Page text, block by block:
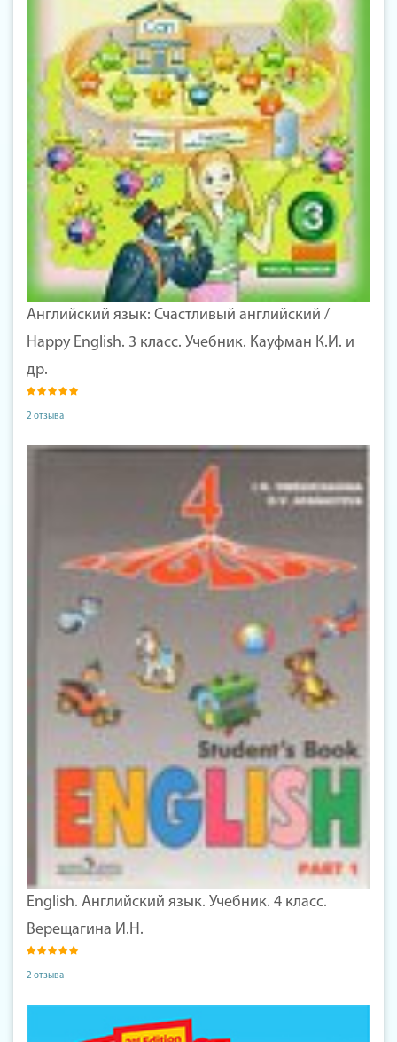
Английский язык: Счастливый английский /
Happy English. 3 класс. Учебник. Кауфман К.И. и
др.
2 отзыва
English. Английский язык. Учебник. 4 класс.
Верещагина И.Н.
2 отзыва